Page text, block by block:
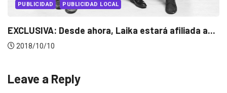
PUBLICIDAD PUBLICIDAD LOCAL
EXCLUSIVA: Desde ahora, Laika estará afiliada a...
2018/10/10
Leave a Reply